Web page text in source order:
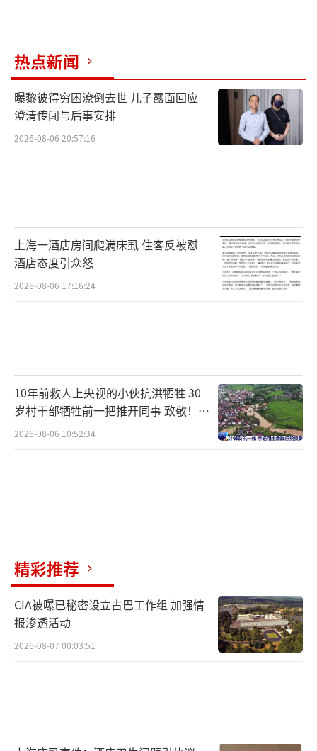
热点新闻
曝黎彼得穷困潦倒去世 儿子露面回应
澄清传闻与后事安排
2026-08-06 20:57:16
上海一酒店房间爬满床虱 住客反被怼
酒店态度引众怒
2026-08-06 17:16:24
10年前救人上央视的小伙抗洪牺牲 30
岁村干部牺牲前一把推开同事 致敬！送
别！
2026-08-06 10:52:34
精彩推荐
CIA被曝已秘密设立古巴工作组 加强情
报渗透活动
2026-08-07 00:03:51